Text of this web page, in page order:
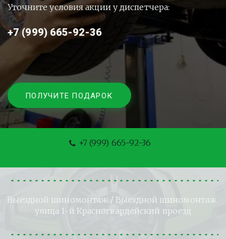
Уточните условия акции у диспетчера:
+7 (999) 665-92-36
ПОЛУЧИТЕ ПОДАРОК
+7 (999) 665-92-36
Выездной шиномонтаж / Выездной шиномонтаж
улица 1-й Красногвардейский проезд